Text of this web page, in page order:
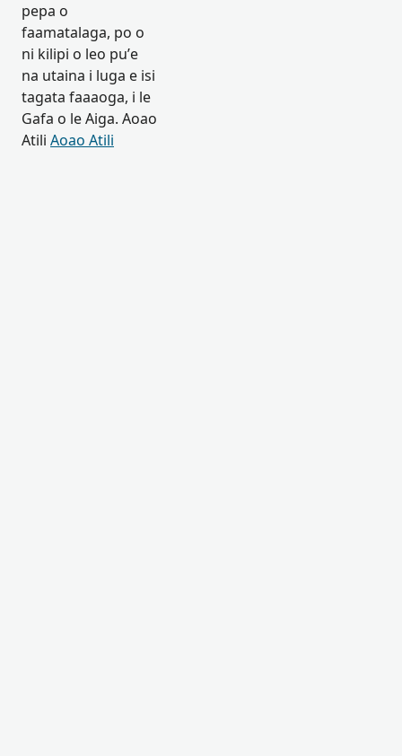
pepa o
faamatalaga, po o
ni kilipi o leo pu’e
na utaina i luga e isi
tagata faaaoga, i le
Gafa o le Aiga. Aoao
Atili Aoao Atili